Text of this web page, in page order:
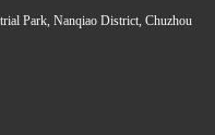
Park, Nanqiao District, Chuzhou